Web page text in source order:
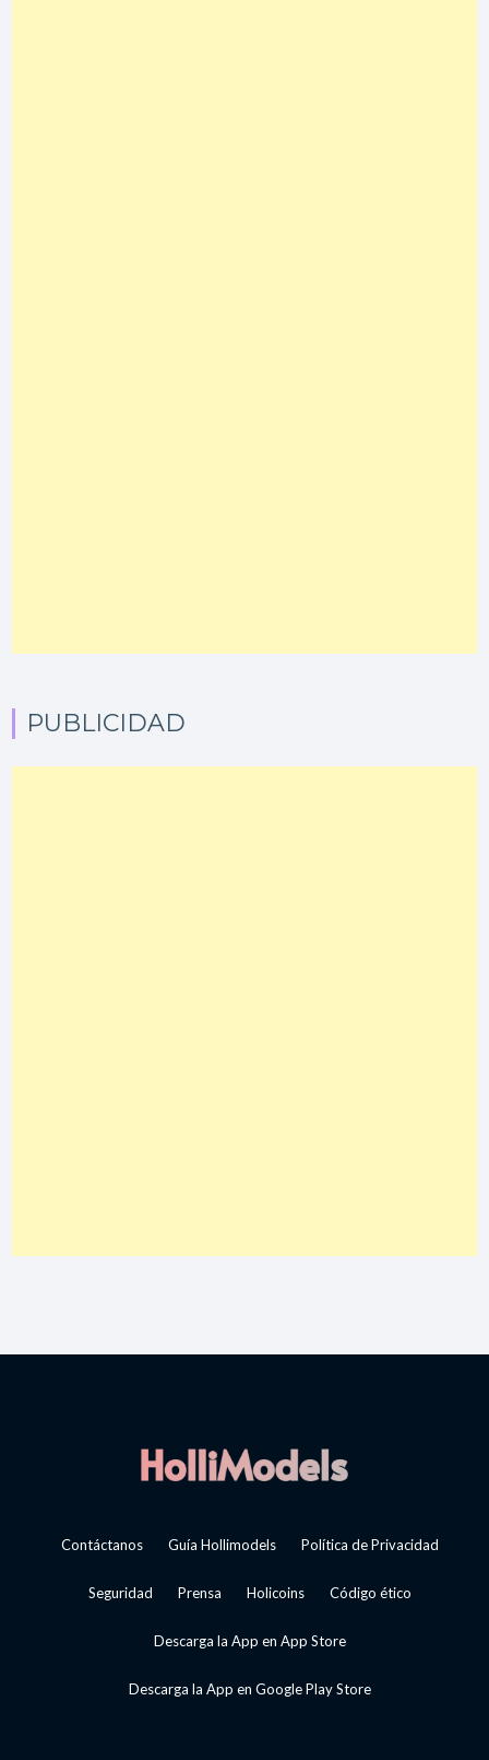
PUBLICIDAD
Contáctanos Guía Hollimodels Política de Privacidad
Seguridad Prensa Holicoins Código ético
Descarga la App en App Store
Descarga la App en Google Play Store